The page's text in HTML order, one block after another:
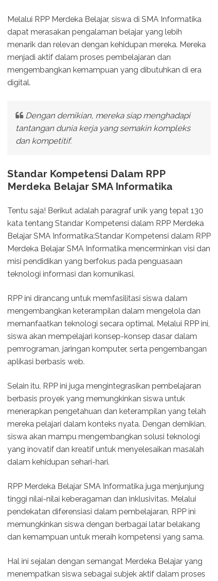
Melalui RPP Merdeka Belajar, siswa di SMA Informatika
dapat merasakan pengalaman belajar yang lebih
menarik dan relevan dengan kehidupan mereka. Mereka
menjadi aktif dalam proses pembelajaran dan
mengembangkan kemampuan yang dibutuhkan di era
digital.
Dengan demikian, mereka siap menghadapi
tantangan dunia kerja yang semakin kompleks
dan kompetitif.
Standar Kompetensi Dalam RPP
Merdeka Belajar SMA Informatika
Tentu saja! Berikut adalah paragraf unik yang tepat 130
kata tentang Standar Kompetensi dalam RPP Merdeka
Belajar SMA Informatika:Standar Kompetensi dalam RPP
Merdeka Belajar SMA Informatika mencerminkan visi dan
misi pendidikan yang berfokus pada penguasaan
teknologi informasi dan komunikasi.
RPP ini dirancang untuk memfasilitasi siswa dalam
mengembangkan keterampilan dalam mengelola dan
memanfaatkan teknologi secara optimal. Melalui RPP ini,
siswa akan mempelajari konsep-konsep dasar dalam
pemrograman, jaringan komputer, serta pengembangan
aplikasi berbasis web.
Selain itu, RPP ini juga mengintegrasikan pembelajaran
berbasis proyek yang memungkinkan siswa untuk
menerapkan pengetahuan dan keterampilan yang telah
mereka pelajari dalam konteks nyata. Dengan demikian,
siswa akan mampu mengembangkan solusi teknologi
yang inovatif dan kreatif untuk menyelesaikan masalah
dalam kehidupan sehari-hari.
RPP Merdeka Belajar SMA Informatika juga menjunjung
tinggi nilai-nilai keberagaman dan inklusivitas. Melalui
pendekatan diferensiasi dalam pembelajaran, RPP ini
memungkinkan siswa dengan berbagai latar belakang
dan kemampuan untuk meraih kompetensi yang sama.
Hal ini sejalan dengan semangat Merdeka Belajar yang
menempatkan siswa sebagai subjek aktif dalam proses